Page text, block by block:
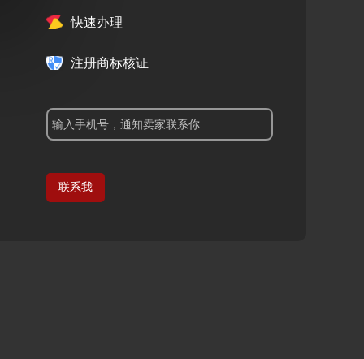
快速办理
注册商标核证